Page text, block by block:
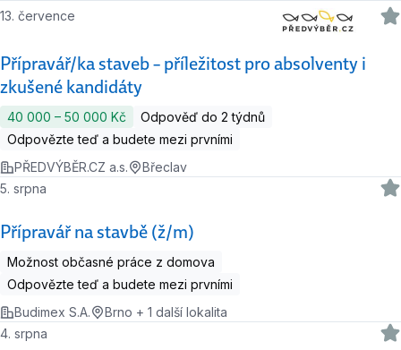
Přípravář/ka staveb – příležitost pro absolventy i
zkušené kandidáty
13. července
40 000 ‍–‍ 50 000 Kč
Odpověď do 2 týdnů
Odpovězte teď a budete mezi prvními
PŘEDVÝBĚR.CZ a.s.
Břeclav
Přípravář na stavbě (ž/m)
5. srpna
Možnost občasné práce z domova
Odpovězte teď a budete mezi prvními
Budimex S.A.
Brno + 1 další lokalita
4. srpna